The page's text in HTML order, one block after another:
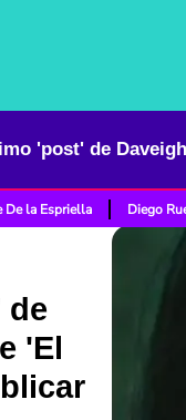
De la Espriella Diego
de
'El